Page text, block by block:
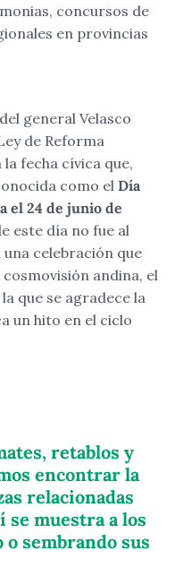
concursos de
en provincias
general Velasco
de Reforma
fecha cívica que,
como el Día
el 24 de junio de
este día no fue al
celebración que
andina, el
que se agradece la
un hito en el ciclo
retablos y
encontrar la
relacionadas
se muestra a los
o sembrando sus